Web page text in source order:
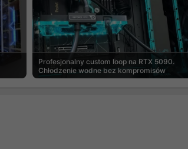
Profesjonalny custom loop na RTX 5090.
Chłodzenie wodne bez kompromisów